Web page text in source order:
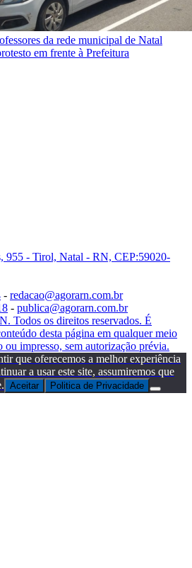
da rede municipal de Natal
em frente à Prefeitura
955 - Tirol, Natal - RN, CEP:59020-
- redacao@agorarn.com.br
- publica@agorarn.com.br
Todos os direitos reservados. É
desta página em qualquer meio
impresso, sem autorização prévia.
que oferecemos a melhor experiência
a usar este site, assumiremos que
Aceitar Politica de Privacidade